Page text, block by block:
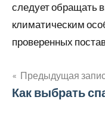
следует обращать
климатическим
проверенных
Навигация
Предыдущая
Как выбрать